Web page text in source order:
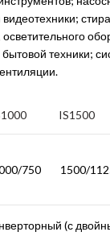
бытовой техники;
IS1500
750 1500/
(с